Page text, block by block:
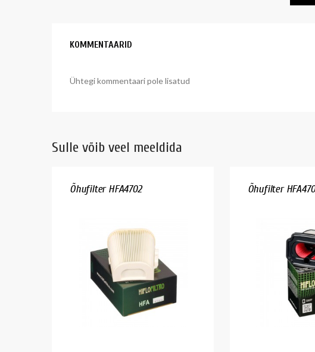
KOMMENTAARID
Ühtegi kommentaari pole lisatud
Sulle võib veel meeldida
Õhufilter HFA4702 Õhufilter